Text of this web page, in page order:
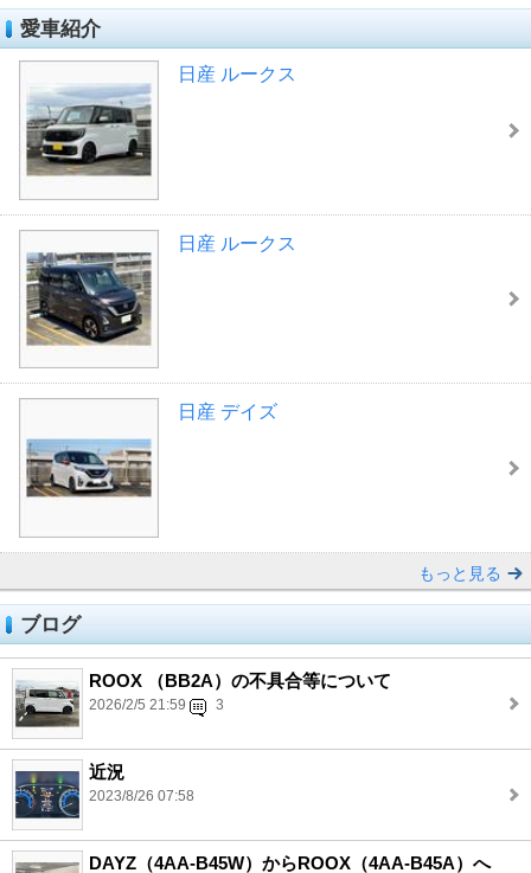
愛車紹介
日産 ルークス
日産 ルークス
日産 デイズ
もっと見る
ブログ
ROOX （BB2A）の不具合等について
2026/2/5 21:59 3
近況
2023/8/26 07:58
DAYZ（4AA-B45W）からROOX（4AA-B45A）へ